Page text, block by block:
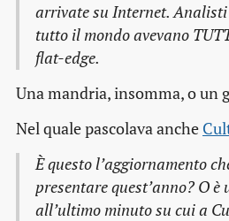
arrivate su Internet.
tutto il mondo avevano
flat-edge.
Una mandria, insomma, o un
Nel quale pascolava anche
È questo l’aggiornamento
presentare quest’anno? O
all’ultimo minuto su cui a